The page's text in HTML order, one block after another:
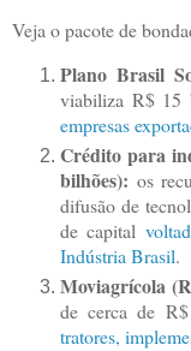
Veja o pacote de
Plano Brasil
viabiliza R$ 15
empresas
Crédito para
bilhões): os
difusão de
de capital
Indústria Brasil.
Moviagrícola
de cerca de
tratores,